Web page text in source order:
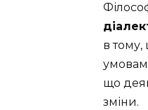
в тому,
що
зміни.